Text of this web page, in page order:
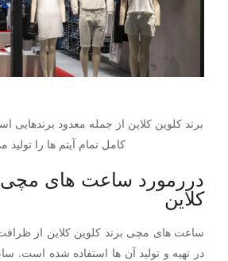
برند کلوین کلاین از جمله معدود برندهایی
کامل تمام آیتم ها را تولید
دررمورد ساعت های مچی
کلاین
ساعت های مچی برند کلوین کلاین از
در تهیه و تولید آن ها استفاده شده است.